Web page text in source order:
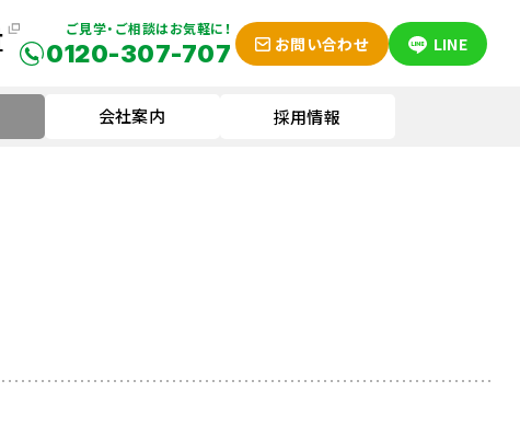
ご見学・ご相談はお気軽に！
0120-307-707 お問い合わせ LINE
会社案内 採用情報